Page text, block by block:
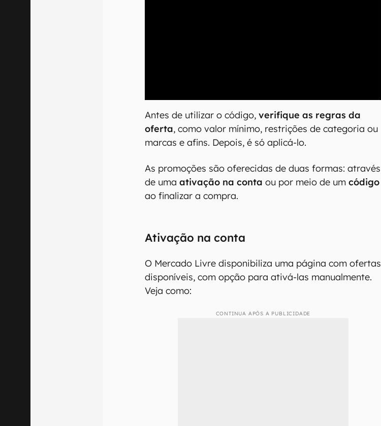
Antes de utilizar o código,verifique as regras da
oferta, como valor mínimo, restrições de categoria ou
marcas e afins. Depois, é só aplicá-lo.
As promoções são oferecidas de duas formas: através
de umaativação na conta ou por meio de umcódigo
ao finalizar a compra.
Ativação na conta
O Mercado Livre disponibiliza uma página com ofertas
disponíveis, com opção para ativá-las manualmente.
Veja como:
CONTINUA APÓS A PUBLICIDADE